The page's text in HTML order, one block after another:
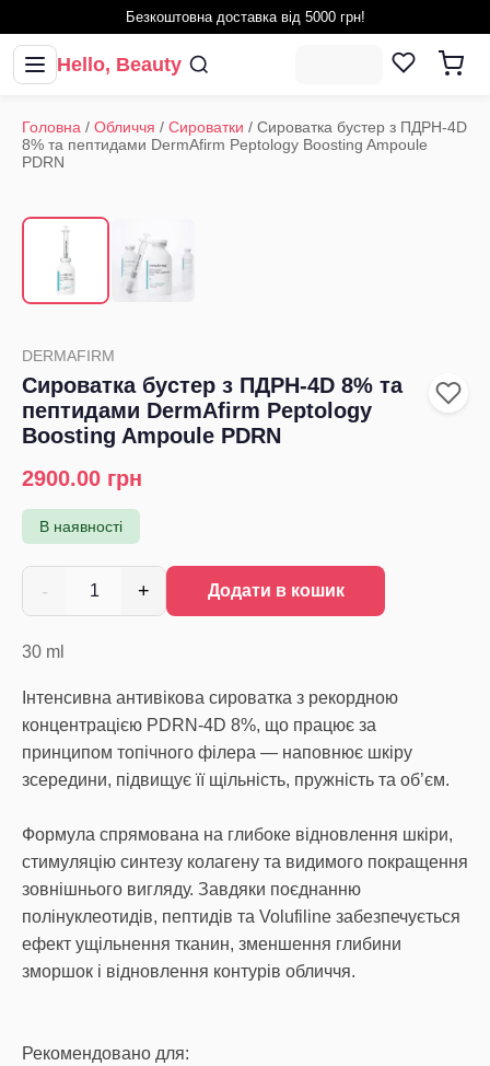
Безкоштовна доставка від 5000 грн!
Hello, Beauty
Головна / Обличчя / Сироватки / Сироватка бустер з ПДРН-4D
8% та пептидами DermAfirm Peptology Boosting Ampoule
PDRN
DERMAFIRM
Сироватка бустер з ПДРН-4D 8% та
пептидами DermAfirm Peptology
Boosting Ampoule PDRN
2900.00 грн
В наявності
- 1 + Додати в кошик
30 ml
Інтенсивна антивікова сироватка з рекордною
концентрацією PDRN-4D 8%, що працює за
принципом топічного філера — наповнює шкіру
зсередини, підвищує її щільність, пружність та об’єм.
Формула спрямована на глибоке відновлення шкіри,
стимуляцію синтезу колагену та видимого покращення
зовнішнього вигляду. Завдяки поєднанню
полінуклеотидів, пептидів та Volufiline забезпечується
ефект ущільнення тканин, зменшення глибини
зморшок і відновлення контурів обличчя.
Рекомендовано для: